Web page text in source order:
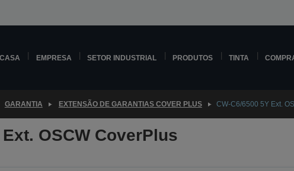
CASA EMPRESA SETOR INDUSTRIAL PRODUTOS TINTA
GARANTIA EXTENSÃO DE GARANTIAS COVER PLUS CW-C6/6500 5Y Ext.
Ext. OSCW CoverPlus